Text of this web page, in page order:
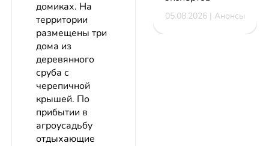
домиках. На
территории
размещены три
дома из
деревянного
сруба с
черепичной
крышей. По
прибытии в
агроусадьбу
отдыхающие
05.08.2026 | Анонсы